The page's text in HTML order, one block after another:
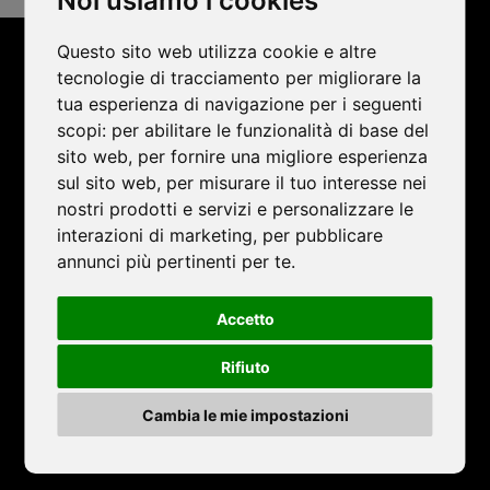
Questo sito web utilizza cookie e altre
tecnologie di tracciamento per migliorare la
tua esperienza di navigazione per i seguenti
scopi: per abilitare le funzionalità di base del
sito web, per fornire una migliore esperienza
sul sito web, per misurare il tuo interesse nei
nostri prodotti e servizi e personalizzare le
interazioni di marketing, per pubblicare
annunci più pertinenti per te.
Accetto
Rifiuto
Cambia le mie impostazioni
Toggle
Toggle
CHIUDI VIDEO